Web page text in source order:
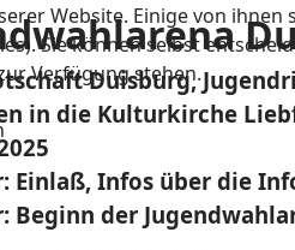
Duisburg,
in die Kulturkirche
Einlaß, Infos über die
Beginn der
Website. Einige von
Sie können selbst
Verfügung stehen.